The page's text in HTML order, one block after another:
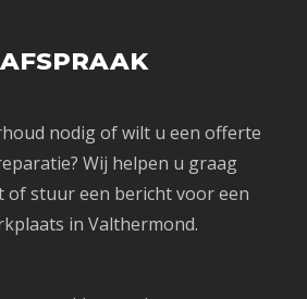
nodig of wilt u een offerte
Wij helpen u graag
of stuur een bericht voor een
in Valthermond.